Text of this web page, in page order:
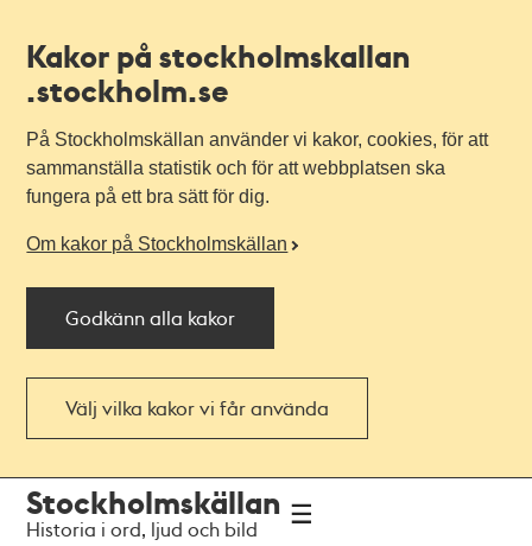
Kakor på stockholmskallan
.stockholm.se
På Stockholmskällan använder vi kakor, cookies, för att
sammanställa statistik och för att webbplatsen ska
fungera på ett bra sätt för dig.
Om kakor på Stockholmskällan
Godkänn alla kakor
Välj vilka kakor vi får använda
navigationen
huvudinnehållet
Stockholmskällan
Historia i ord, ljud och bild